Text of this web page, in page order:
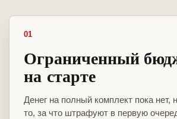
01
Ограниченный
на старте
Денег на полный комплект пока нет,
то, за что штрафуют в первую